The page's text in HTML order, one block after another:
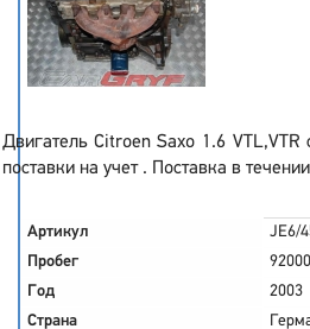
Двигатель Citroen Saxo 1.6
поставки на учет . Поставка в
Артикул
JE6/
Пробег
92000
Год
2003
Страна